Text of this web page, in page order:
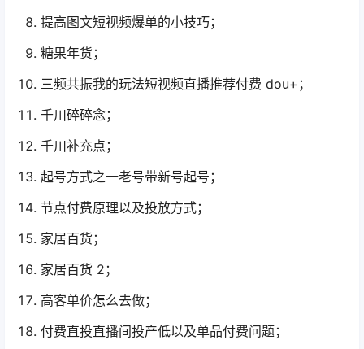
提高图文短视频爆单的小技巧；
糖果年货；
三频共振我的玩法短视频直播推荐付费 dou+；
千川碎碎念；
千川补充点；
起号方式之一老号带新号起号；
节点付费原理以及投放方式；
家居百货；
家居百货 2；
高客单价怎么去做；
付费直投直播间投产低以及单品付费问题；